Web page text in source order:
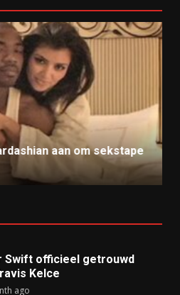
aan om sekstape
Swift officieel getrouwd
Kelce
ago